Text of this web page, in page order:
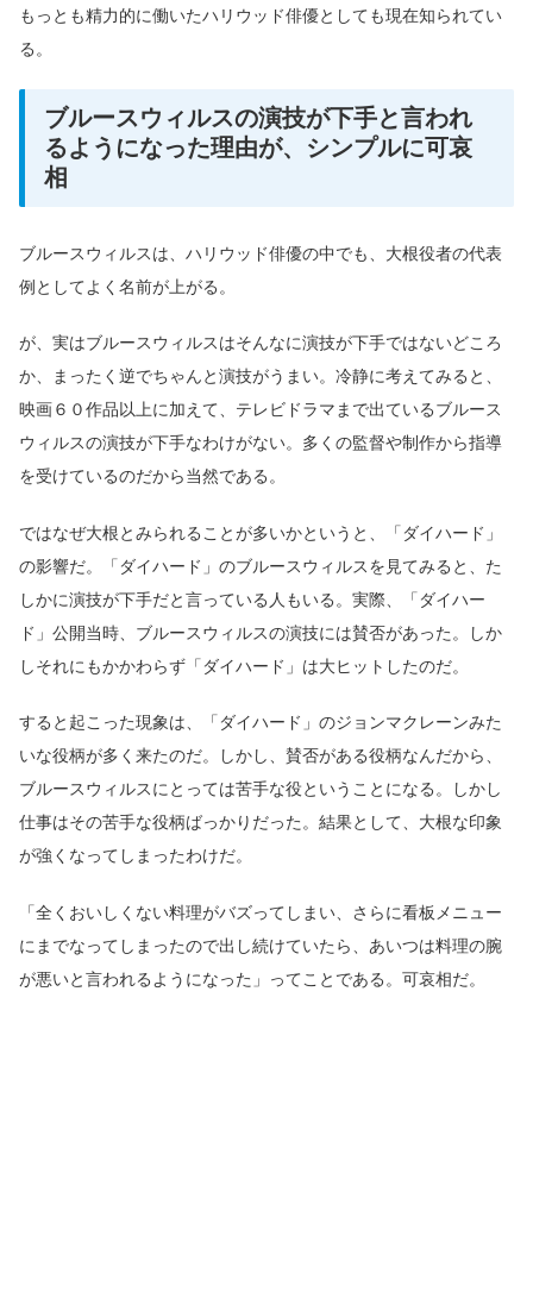
もっとも精力的に働いたハリウッド俳優としても現在知られてい
る。
ブルースウィルスの演技が下手と言われ
るようになった理由が、シンプルに可哀
相
ブルースウィルスは、ハリウッド俳優の中でも、大根役者の代表
例としてよく名前が上がる。
が、実はブルースウィルスはそんなに演技が下手ではないどころ
か、まったく逆でちゃんと演技がうまい。冷静に考えてみると、
映画６０作品以上に加えて、テレビドラマまで出ているブルース
ウィルスの演技が下手なわけがない。多くの監督や制作から指導
を受けているのだから当然である。
ではなぜ大根とみられることが多いかというと、「ダイハード」
の影響だ。「ダイハード」のブルースウィルスを見てみると、た
しかに演技が下手だと言っている人もいる。実際、「ダイハー
ド」公開当時、ブルースウィルスの演技には賛否があった。しか
しそれにもかかわらず「ダイハード」は大ヒットしたのだ。
すると起こった現象は、「ダイハード」のジョンマクレーンみた
いな役柄が多く来たのだ。しかし、賛否がある役柄なんだから、
ブルースウィルスにとっては苦手な役ということになる。しかし
仕事はその苦手な役柄ばっかりだった。結果として、大根な印象
が強くなってしまったわけだ。
「全くおいしくない料理がバズってしまい、さらに看板メニュー
にまでなってしまったので出し続けていたら、あいつは料理の腕
が悪いと言われるようになった」ってことである。可哀相だ。